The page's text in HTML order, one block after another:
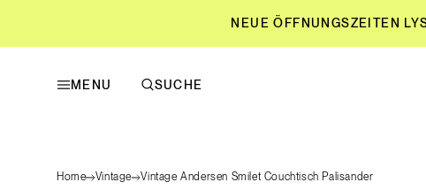
NEUE ÖFFNUNGSZEITEN
MENU SUCHE
Home Vintage Vintage Andersen Smilet Couchtisch Palisander